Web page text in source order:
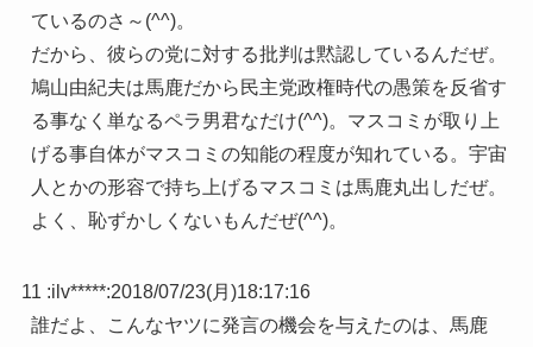
ているのさ～(^^)。
だから、彼らの党に対する批判は黙認しているんだぜ。
鳩山由紀夫は馬鹿だから民主党政権時代の愚策を反省す
る事なく単なるペラ男君なだけ(^^)。マスコミが取り上
げる事自体がマスコミの知能の程度が知れている。宇宙
人とかの形容で持ち上げるマスコミは馬鹿丸出しだぜ。
よく、恥ずかしくないもんだぜ(^^)。
11 :ilv*****:2018/07/23(月)18:17:16
誰だよ、こんなヤツに発言の機会を与えたのは、馬鹿